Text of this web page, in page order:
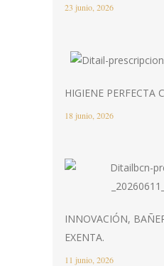
23 junio, 2026
HIGIENE PERFECTA
18 junio, 2026
INNOVACIÓN,
EXENTA.
11 junio, 2026